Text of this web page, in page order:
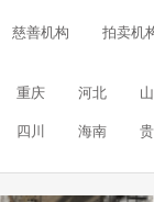
慈善机构 拍卖机
重庆 河北
四川 海南